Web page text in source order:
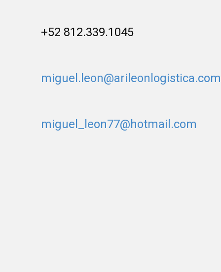
+52 812.339.1045
miguel.leon@arileonlogistica.com
miguel_leon77@hotmail.com